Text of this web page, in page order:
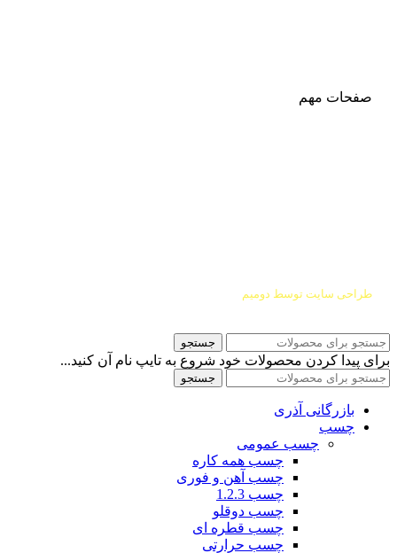
صفحات مهم
طراحی سایت توسط دومیم
جستجو
برای پیدا کردن محصولات خود شروع به تایپ نام آن کنید...
جستجو
بازرگانی آذری
چسب
چسب عمومی
چسب همه کاره
چسب آهن و فوری
چسب 1.2.3
چسب دوقلو
چسب قطره ای
چسب حرارتی